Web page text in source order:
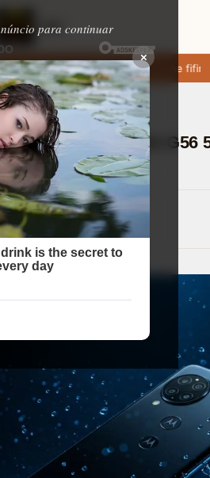
para continuar
×
fotos e vídeos Microfone fifine
o Motorola Moto G56